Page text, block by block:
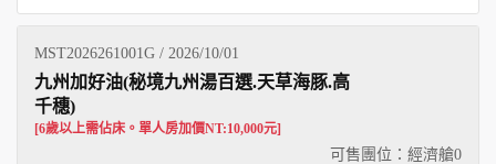
MST2026261001G / 2026/10/01
可售團位：經濟艙0
九州加好油(秘境九州湯百選.天草海豚.高
千穗)
[6歲以上需佔床。單人房加價NT:10,000元]